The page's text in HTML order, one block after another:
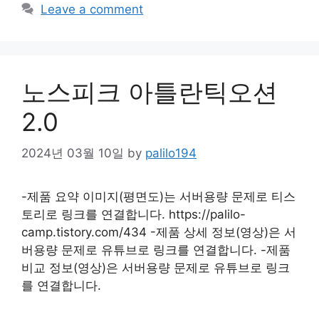
Leave a comment
노스피크 아틀란틱오션
2.0
2024년 03월 10일 by palilo194
-제품 요약 이미지(평면도)는 서버용량 문제로 티스
토리로 링크를 연결합니다. https://palilo-
camp.tistory.com/434 -제품 상세 정보(영상)은 서
버용량 문제로 유튜브로 링크를 연결합니다. -제품
비교 정보(영상)은 서버용량 문제로 유튜브로 링크
를 연결합니다.